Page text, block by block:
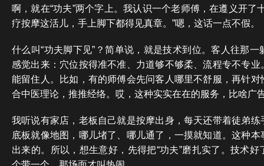
啊，就在“功夫”两个字上。我认识一个老师傅，在遵义开了
疗按摩这活儿，手上脚下都得见真章。”嗯，这话一点不假。
什么叫“功夫脚下见”？简单说，就是技术到位。客人往那
感觉出来：穴位按得准不准、力道够不够柔、流程专不专
能留住人。比如，有的师傅会先问客人哪里不舒服，再针
合中医理论，推推经络。哎，这种实实在在的服务，比啥广
我听说有家店，老板自己就是按摩出身，每天还带着徒弟
底板就像地图，哪儿堵了、哪儿通了，一摸就知道。这种
出来的。所以，想生意好，先得把“功夫”磨扎实了。技术